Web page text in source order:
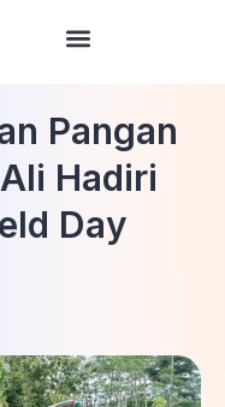
Pangan
Hadiri
Day